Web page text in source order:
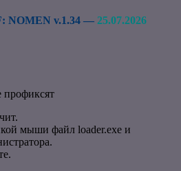
NOMEN v.1.34 — 25.07.2026
профиксят
мыши файл loader.exe и